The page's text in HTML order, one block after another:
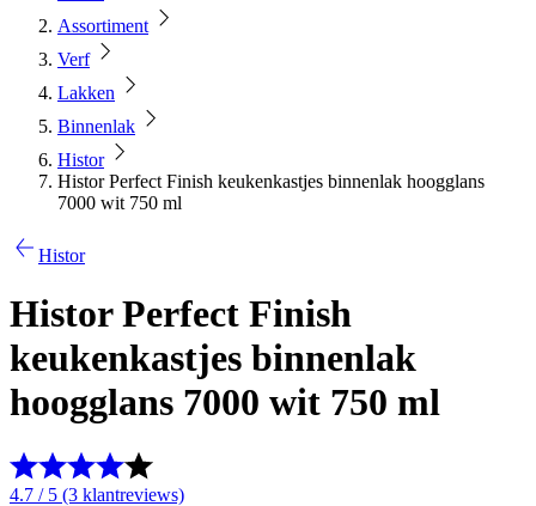
Assortiment
Verf
Lakken
Binnenlak
Histor
Histor Perfect Finish keukenkastjes binnenlak hoogglans
7000 wit 750 ml
Histor
Histor Perfect Finish
keukenkastjes binnenlak
hoogglans 7000 wit 750 ml
4.7 / 5 (3 klantreviews)